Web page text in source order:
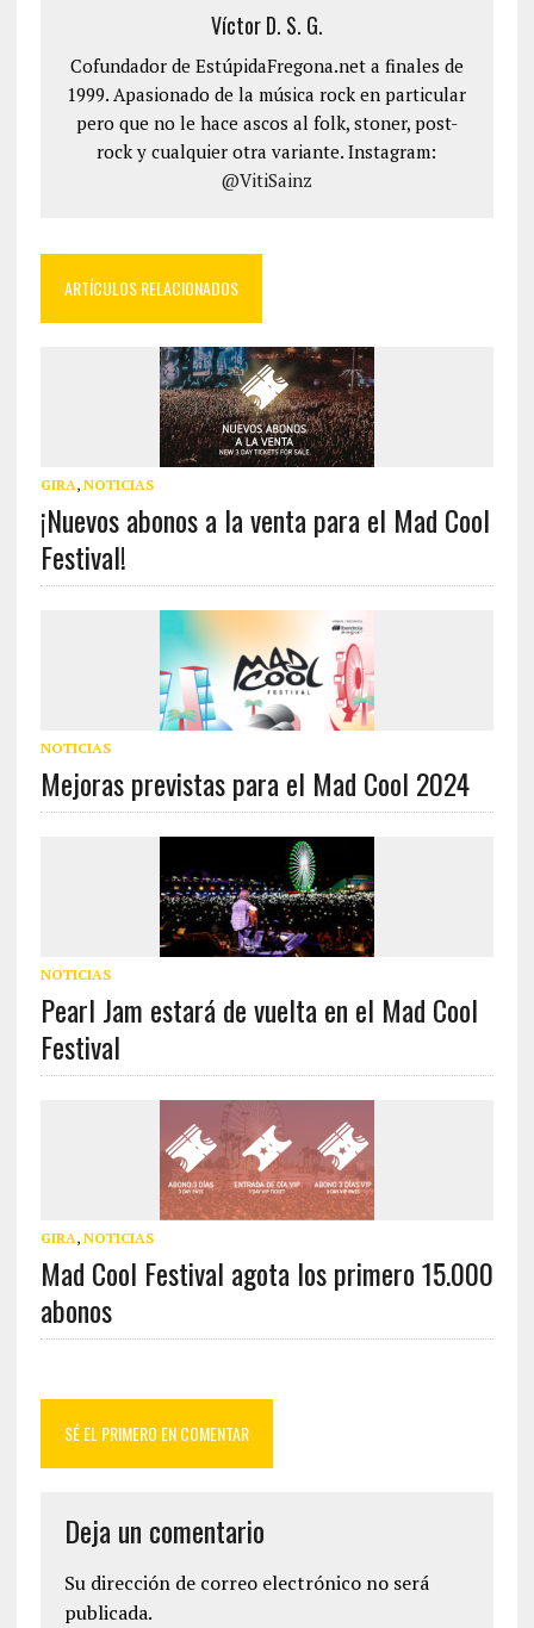
Víctor D. S. G.
Cofundador de EstúpidaFregona.net a finales de
1999. Apasionado de la música rock en particular
pero que no le hace ascos al folk, stoner, post-
rock y cualquier otra variante. Instagram:
@VitiSainz
ARTÍCULOS RELACIONADOS
GIRA, NOTICIAS
¡Nuevos abonos a la venta para el Mad Cool
Festival!
NOTICIAS
Mejoras previstas para el Mad Cool 2024
NOTICIAS
Pearl Jam estará de vuelta en el Mad Cool
Festival
GIRA, NOTICIAS
Mad Cool Festival agota los primero 15.000
abonos
SÉ EL PRIMERO EN COMENTAR
Deja un comentario
Su dirección de correo electrónico no será
publicada.